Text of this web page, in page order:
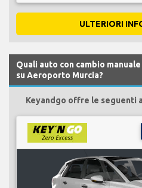
ULTERIORI
Quali auto con cambio
su Aeroporto Murcia?
Keyandgo offre le seguenti